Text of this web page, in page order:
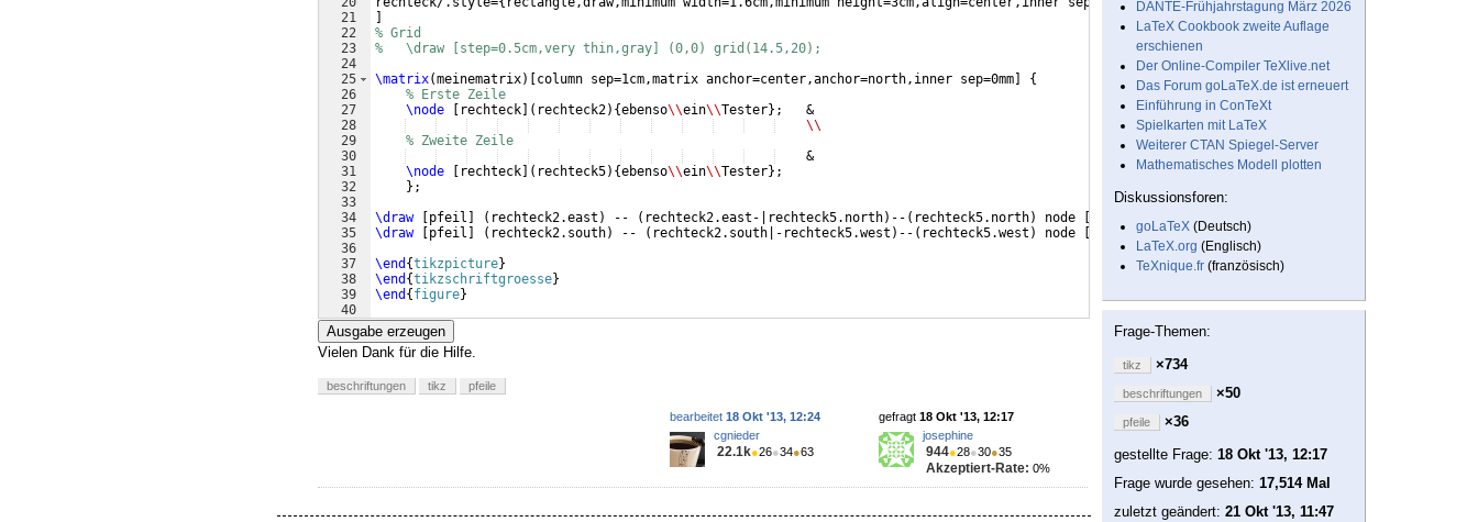
21
22
23
24
25
26
27
28
29
30
31
32
33
34
35
36
37
38
39
40
41
% Grid
%   \draw [step=0.5cm,very thin,gray] (0,0) grid(14.5,20);
\matrix(meinematrix) column sep=1cm,matrix anchor=center,anchor=north,inner sep=0mm
{
% Erste Zeile
\node
rechteck ( rechteck2) {ebenso\\ein\\Tester} ;   &
\\
% Zweite Zeile
    &
\node
rechteck ( rechteck5) {ebenso\\ein\\Tester} ; \\
} ;
\draw
pfeil ( rechteck2.east ) -- ( rechteck2.east-|rechteck5.north) -- ( rechteck5.north) node above,yshift=1.6cm,xshift=-0.8cm
\draw
pfeil ( rechteck2.south) -- ( rechteck2.south|-rechteck5.west ) -- ( rechteck5.west ) node above,yshift=0cm,xshift=-0.95cm
\end {tikzpicture}
\end {tikzschriftgroesse}
\end { figure}
\end{document
Ausgabe erzeugen
Vielen Dank für die Hilfe.
beschriftungen tikz pfeile
gefragt 18 Okt '13, 12:17
josephine
944●28●30●35
Akzeptiert-Rate: 0%
bearbeitet 18 Okt '13, 12:24
cgnieder
22.1k●26●34●63
DANTE-Frühjahrstagung März 2026
LaTeX Cookbook zweite Auflage
erschienen
Der Online-Compiler TeXlive.net
Das Forum goLaTeX.de ist erneuert
Einführung in ConTeXt
Spielkarten mit LaTeX
Weiterer CTAN Spiegel-Server
Mathematisches Modell plotten
Diskussionsforen:
goLaTeX (Deutsch)
LaTeX.org (Englisch)
TeXnique.fr (französisch)
Frage-Themen:
tikz ×734
beschriftungen ×50
pfeile
×36
gestellte Frage: 18 Okt '13, 12:17
Frage wurde gesehen: 17,514 Mal
zuletzt geändert: 21 Okt '13, 11:47